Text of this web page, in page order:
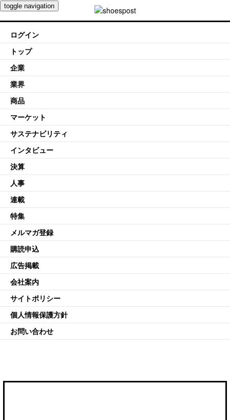
toggle navigation
ログイン
トップ
企業
業界
商品
マーケット
サステナビリティ
インタビュー
決算
人事
連載
特集
メルマガ登録
購読申込
広告掲載
会社案内
サイトポリシー
個人情報保護方針
お問い合わせ